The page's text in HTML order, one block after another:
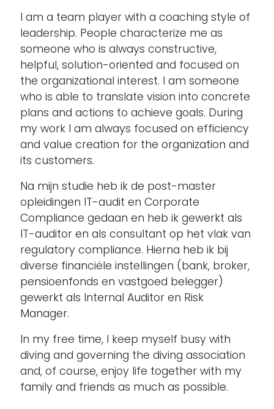
I am a team player with a coaching style of
leadership. People characterize me as
someone who is always constructive,
helpful, solution-oriented and focused on
the organizational interest. I am someone
who is able to translate vision into concrete
plans and actions to achieve goals. During
my work I am always focused on efficiency
and value creation for the organization and
its customers.
Na mijn studie heb ik de post-master
opleidingen IT-audit en Corporate
Compliance gedaan en heb ik gewerkt als
IT-auditor en als consultant op het vlak van
regulatory compliance. Hierna heb ik bij
diverse financiële instellingen (bank, broker,
pensioenfonds en vastgoed belegger)
gewerkt als Internal Auditor en Risk
Manager.
In my free time, I keep myself busy with
diving and governing the diving association
and, of course, enjoy life together with my
family and friends as much as possible.